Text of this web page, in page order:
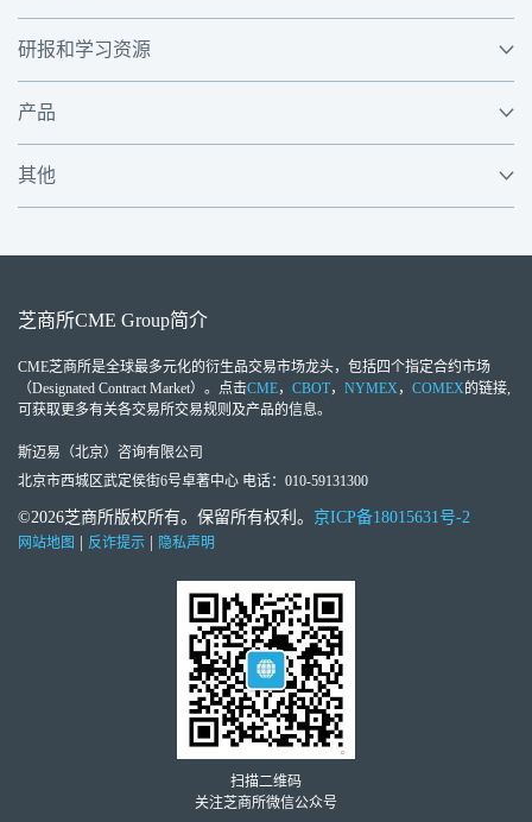
研报和学习资源
产品
其他
芝商所CME Group简介
CME芝商所是全球最多元化的衍生品交易市场龙头，包括四个指定合约市场
（Designated Contract Market）。点击CME， CBOT， NYMEX， COMEX的链接,
可获取更多有关各交易所交易规则及产品的信息。
斯迈易（北京）咨询有限公司
北京市西城区武定侯街6号卓著中心 电话：010-59131300
©2026芝商所版权所有。保留所有权利。 京ICP备18015631号-2
网站地图 反诈提示 隐私声明
扫描二维码
关注芝商所微信公众号